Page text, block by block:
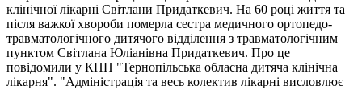
клінічної лікарні Світлани Придаткевич. На 60 році життя та
після важкої хвороби померла сестра медичного ортопедо-
травматологічного дитячого відділення з травматологічним
пунктом Світлана Юліанівна Придаткевич. Про це
повідомили у КНП "Тернопільська обласна дитяча клінічна
лікарня". "Адміністрація та весь колектив лікарні висловлює